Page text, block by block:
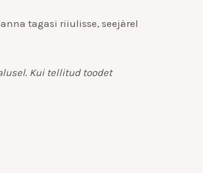
tagasi riiulisse, seejärel
Kui tellitud toodet